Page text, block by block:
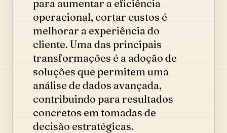
para aumentar a eficiência
operacional, cortar custos é
melhorar a experiência do
cliente. Uma das principais
transformações é a adoção de
soluções que permitem uma
análise de dados avançada,
contribuindo para resultados
concretos em tomadas de
decisão estratégicas.